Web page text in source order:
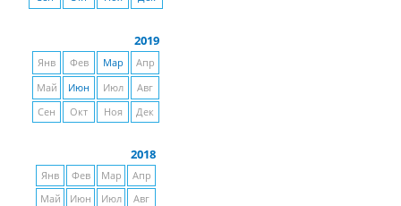
2019
Янв Фев Мар
Апр
Май
Июн Июл
Авг
Сен
Окт Ноя Дек
2018
Янв Фев Мар
Апр
Май
Июн Июл
Авг